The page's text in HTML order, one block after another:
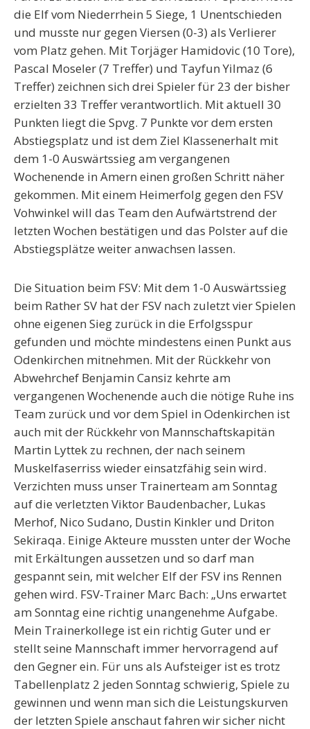
die Elf vom Niederrhein 5 Siege, 1 Unentschieden
und musste nur gegen Viersen (0-3) als Verlierer
vom Platz gehen. Mit Torjäger Hamidovic (10 Tore),
Pascal Moseler (7 Treffer) und Tayfun Yilmaz (6
Treffer) zeichnen sich drei Spieler für 23 der bisher
erzielten 33 Treffer verantwortlich. Mit aktuell 30
Punkten liegt die Spvg. 7 Punkte vor dem ersten
Abstiegsplatz und ist dem Ziel Klassenerhalt mit
dem 1-0 Auswärtssieg am vergangenen
Wochenende in Amern einen großen Schritt näher
gekommen. Mit einem Heimerfolg gegen den FSV
Vohwinkel will das Team den Aufwärtstrend der
letzten Wochen bestätigen und das Polster auf die
Abstiegsplätze weiter anwachsen lassen.
Die Situation beim FSV: Mit dem 1-0 Auswärtssieg
beim Rather SV hat der FSV nach zuletzt vier Spielen
ohne eigenen Sieg zurück in die Erfolgsspur
gefunden und möchte mindestens einen Punkt aus
Odenkirchen mitnehmen. Mit der Rückkehr von
Abwehrchef Benjamin Cansiz kehrte am
vergangenen Wochenende auch die nötige Ruhe ins
Team zurück und vor dem Spiel in Odenkirchen ist
auch mit der Rückkehr von Mannschaftskapitän
Martin Lyttek zu rechnen, der nach seinem
Muskelfaserriss wieder einsatzfähig sein wird.
Verzichten muss unser Trainerteam am Sonntag
auf die verletzten Viktor Baudenbacher, Lukas
Merhof, Nico Sudano, Dustin Kinkler und Driton
Sekiraqa. Einige Akteure mussten unter der Woche
mit Erkältungen aussetzen und so darf man
gespannt sein, mit welcher Elf der FSV ins Rennen
gehen wird. FSV-Trainer Marc Bach: „Uns erwartet
am Sonntag eine richtig unangenehme Aufgabe.
Mein Trainerkollege ist ein richtig Guter und er
stellt seine Mannschaft immer hervorragend auf
den Gegner ein. Für uns als Aufsteiger ist es trotz
Tabellenplatz 2 jeden Sonntag schwierig, Spiele zu
gewinnen und wenn man sich die Leistungskurven
der letzten Spiele anschaut fahren wir sicher nicht